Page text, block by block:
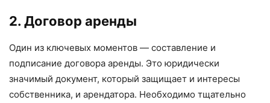
2. Договор аренды
Один из ключевых моментов — составление и
подписание договора аренды. Это юридически
значимый документ, который защищает и интересы
собственника, и арендатора. Необходимо тщательно